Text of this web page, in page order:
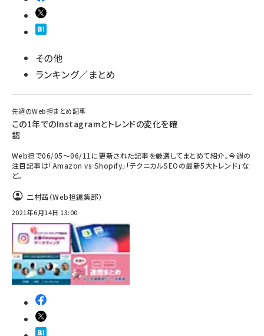
その他
ランキング／まとめ
先週のWeb担まとめ記事
この1年でのInstagramとトレンドの変化を確
認
Web担で06/05～06/11に更新された記事を厳選してまとめて紹介。今週の
注目記事は「Amazon vs Shopify」「テクニカルSEOの最新5大トレンド」な
ど。
二村茜（Web担編集部）
2021年6月14日 13:00